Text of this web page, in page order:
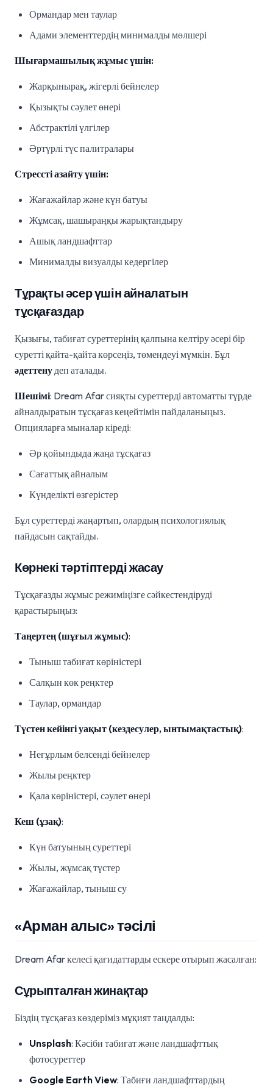
Ормандар мен таулар
Адами элементтердің минималды мөлшері
Шығармашылық жұмыс үшін:
Жарқынырақ, жігерлі бейнелер
Қызықты сәулет өнері
Абстрактілі үлгілер
Әртүрлі түс палитралары
Стрессті азайту үшін:
Жағажайлар және күн батуы
Жұмсақ, шашыраңқы жарықтандыру
Ашық ландшафттар
Минималды визуалды кедергілер
Тұрақты әсер үшін айналатын
тұсқағаздар
Қызығы, табиғат суреттерінің қалпына келтіру әсері бір
суретті қайта-қайта көрсеңіз, төмендеуі мүмкін. Бұл
әдеттенудеп аталады.
Шешімі: Dream Afar сияқты суреттерді автоматты түрде
айналдыратын тұсқағаз кеңейтімін пайдаланыңыз.
Опцияларға мыналар кіреді:
Әр қойындыда жаңа тұсқағаз
Сағаттық айналым
Күнделікті өзгерістер
Бұл суреттерді жаңартып, олардың психологиялық
пайдасын сақтайды.
Көрнекі тәртіптерді жасау
Тұсқағазды жұмыс режиміңізге сәйкестендіруді
қарастырыңыз:
Таңертең (шұғыл жұмыс):
Тыныш табиғат көріністері
Салқын көк реңктер
Таулар, ормандар
Түстен кейінгі уақыт (кездесулер, ынтымақтастық):
Неғұрлым белсенді бейнелер
Жылы реңктер
Қала көріністері, сәулет өнері
Кеш (ұзақ):
Күн батуының суреттері
Жылы, жұмсақ түстер
Жағажайлар, тыныш су
«Арман алыс» тәсілі
Dream Afar келесі қағидаттарды ескере отырып жасалған:
Сұрыпталған жинақтар
Біздің тұсқағаз көздеріміз мұқият таңдалды:
Unsplash: Кәсіби табиғат және ландшафттық
фотосуреттер
Google Earth View: Табиғи ландшафттардың